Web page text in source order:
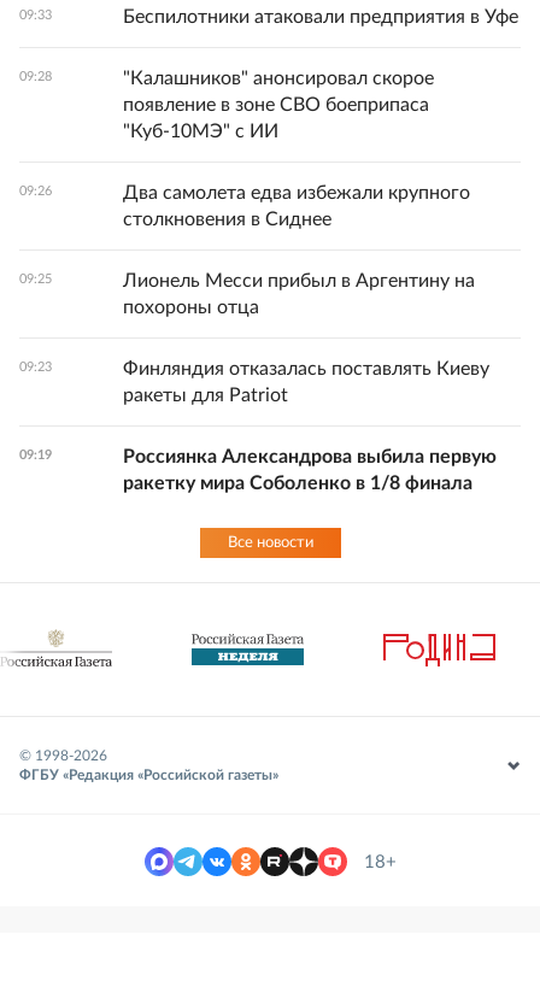
09:33 Беспилотники атаковали предприятия в Уфе
09:28
"Калашников" анонсировал скорое
появление в зоне СВО боеприпаса
"Куб-10МЭ" с ИИ
09:26
Два самолета едва избежали крупного
столкновения в Сиднее
09:25
Лионель Месси прибыл в Аргентину на
похороны отца
09:23
Финляндия отказалась поставлять Киеву
ракеты для Patriot
09:19
Россиянка Александрова выбила первую
ракетку мира Соболенко в 1/8 финала
Все новости
© 1998-2026
ФГБУ «Редакция «Российской газеты»
18+